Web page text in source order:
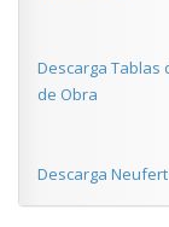
Descarga Tablas
de Obra
Descarga